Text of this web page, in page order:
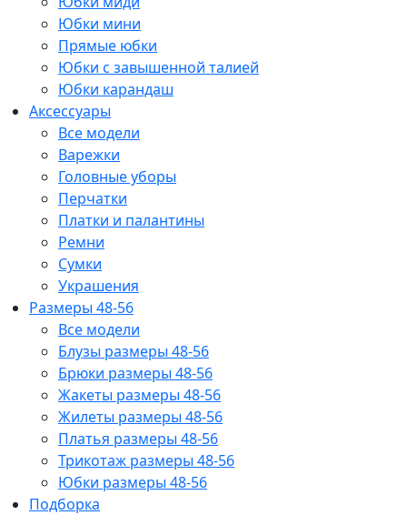
Юбки мини
Прямые юбки
Юбки с завышенной талией
Юбки карандаш
Аксессуары
Все модели
Варежки
Головные уборы
Перчатки
Платки и палантины
Ремни
Сумки
Украшения
Размеры 48-56
Все модели
Блузы размеры 48-56
Брюки размеры 48-56
Жакеты размеры 48-56
Жилеты размеры 48-56
Платья размеры 48-56
Трикотаж размеры 48-56
Юбки размеры 48-56
Подборка